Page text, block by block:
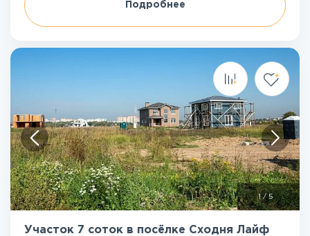
Подробнее
1/5
Участок 7 соток в посёлке Сходня Лайф